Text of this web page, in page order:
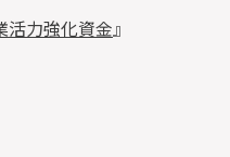
活力強化資金』